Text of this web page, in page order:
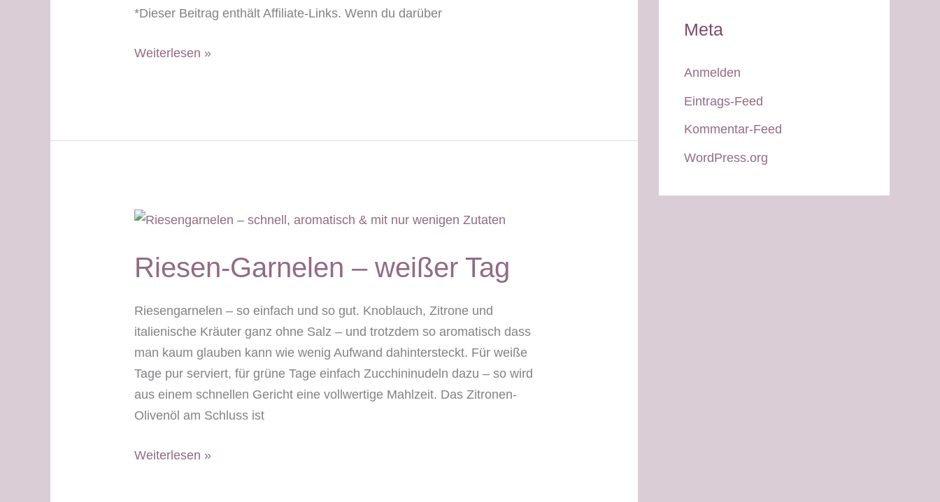
*Dieser Beitrag enthält Affiliate-Links. Wenn du darüber
Mandelmakronen
Weiterlesen »
Riesen-Garnelen – weißer Tag
Riesengarnelen – so einfach und so gut. Knoblauch, Zitrone und
italienische Kräuter ganz ohne Salz – und trotzdem so aromatisch dass
man kaum glauben kann wie wenig Aufwand dahintersteckt. Für weiße
Tage pur serviert, für grüne Tage einfach Zucchininudeln dazu – so wird
aus einem schnellen Gericht eine vollwertige Mahlzeit. Das Zitronen-
Olivenöl am Schluss ist
Riesen-
Weiterlesen »
Meta
Anmelden
Eintrags-Feed
Kommentar-Feed
WordPress.org